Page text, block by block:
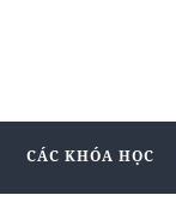
CÁC KHÓA HỌC